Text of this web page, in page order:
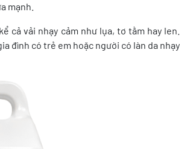
mạnh.
cả vải nhạy cảm như lụa, tơ tằm hay len.
đình có trẻ em hoặc người có làn da nhạy